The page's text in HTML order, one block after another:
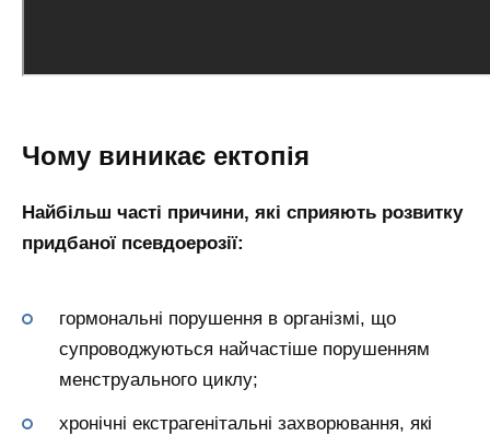
Чому виникає ектопія
Найбільш часті причини, які сприяють розвитку
придбаної псевдоерозії:
гормональні порушення в організмі, що
супроводжуються найчастіше порушенням
менструального циклу;
хронічні екстрагенітальні захворювання, які